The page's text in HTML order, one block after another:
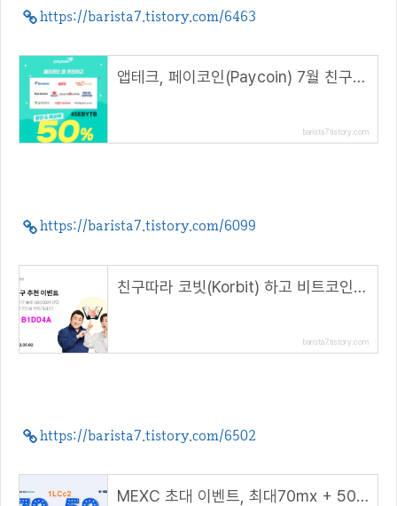
https://barista7.tistory.com/6463
앱테크, 페이코인(Paycoin) 7월 친구추천 이벤트( 추천코드 : 45EBYTB )
barista7.tistory.com
https://barista7.tistory.com/6099
친구따라 코빗(Korbit) 하고 비트코인 받자!(5.2~)( 추천 코드 : B1DD4A )
barista7.tistory.com
https://barista7.tistory.com/6502
MEXC 초대 이벤트, 최대70mx + 50 USDT 지급( 추천 코드 : 1LCc2 )